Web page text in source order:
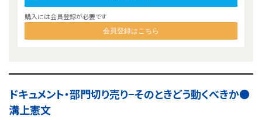
購入には会員登録が必要です
会員登録はこちら
ドキュメント・部門切り売り−そのときどう動くべきか●
溝上憲文